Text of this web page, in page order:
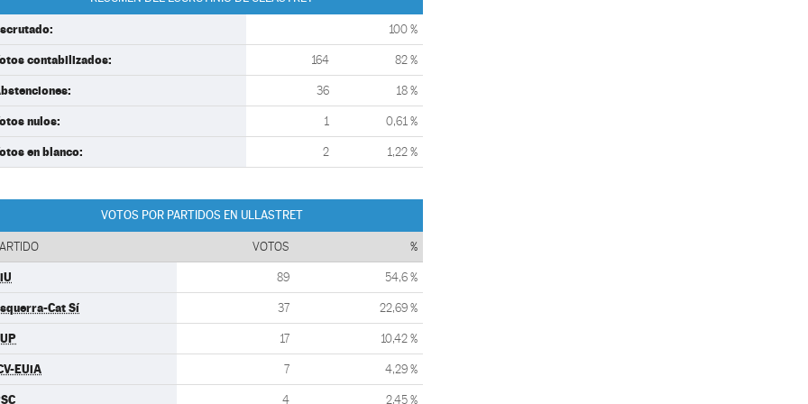
100 %
contabilizados: 164 82 %
36 18 %
nulos: 1 0,61 %
en blanco: 2 1,22 %
VOTOS POR PARTIDOS EN ULLASTRET
VOTOS %
89 54,6 %
Cat Sí 37 22,69 %
17 10,42 %
EUiA 7 4,29 %
4 2,45 %